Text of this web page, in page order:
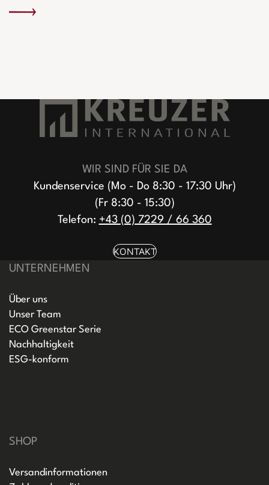
WIR SIND FÜR SIE DA
Kundenservice (Mo - Do 8:30 - 17:30 Uhr)
(Fr 8:30 - 15:30)
Telefon: +43 (0) 7229 / 66 360
KONTAKT
UNTERNEHMEN
Über uns
Unser Team
ECO Greenstar Serie
Nachhaltigkeit
ESG-konform
SHOP
Versandinformationen